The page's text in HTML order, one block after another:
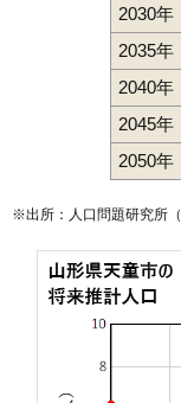
2030年
2035年
2040年
2045年
2050年
※出所：人口問題研究所（